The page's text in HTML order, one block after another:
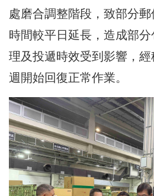
處磨合調整階段，致部分
時間較平日延長，造成部
理及投遞時效受到影響，
週開始回復正常作業。